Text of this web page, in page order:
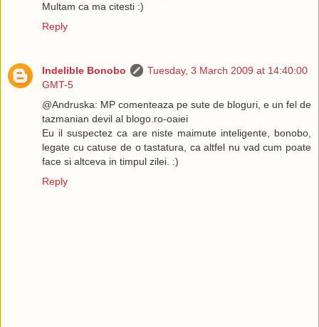
Multam ca ma citesti :)
Reply
Indelible Bonobo
Tuesday, 3 March 2009 at 14:40:00
GMT-5
@Andruska: MP comenteaza pe sute de bloguri, e un fel de
tazmanian devil al blogo.ro-oaiei
Eu il suspectez ca are niste maimute inteligente, bonobo,
legate cu catuse de o tastatura, ca altfel nu vad cum poate
face si altceva in timpul zilei. :)
Reply